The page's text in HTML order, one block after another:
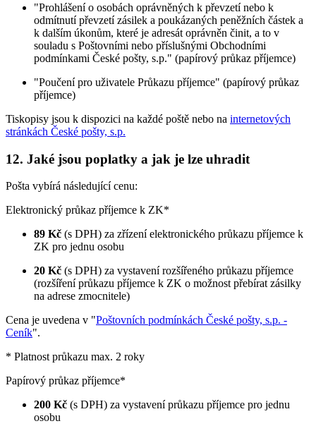
"Prohlášení o osobách oprávněných k převzetí nebo k
odmítnutí převzetí zásilek a poukázaných peněžních částek a
k dalším úkonům, které je adresát oprávněn činit, a to v
souladu s Poštovními nebo příslušnými Obchodními
podmínkami České pošty, s.p." (papírový průkaz příjemce)
"Poučení pro uživatele Průkazu příjemce" (papírový průkaz
příjemce)
Tiskopisy jsou k dispozici na každé poště nebo na internetových
stránkách České pošty, s.p.
12. Jaké jsou poplatky a jak je lze uhradit
Pošta vybírá následující cenu:
Elektronický průkaz příjemce k ZK*
89 Kč (s DPH) za zřízení elektronického průkazu příjemce k
ZK pro jednu osobu
20 Kč (s DPH) za vystavení rozšířeného průkazu příjemce
(rozšíření průkazu příjemce k ZK o možnost přebírat zásilky
na adrese zmocnitele)
Cena je uvedena v "Poštovních podmínkách České pošty, s.p. -
Ceník".
* Platnost průkazu max. 2 roky
Papírový průkaz příjemce*
200 Kč (s DPH) za vystavení průkazu příjemce pro jednu
osobu